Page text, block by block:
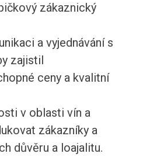
zákaznický
a vyjednávání s
zajistil
ceny a kvalitní
v oblasti vín a
zákazníky a
důvěru a loajalitu.